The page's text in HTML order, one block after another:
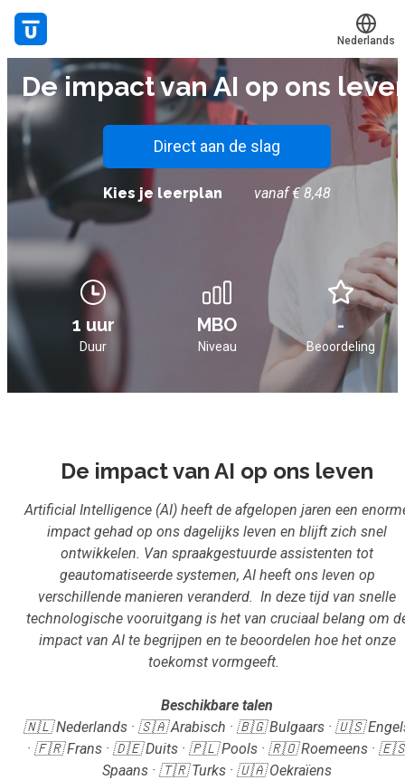
Mijn leerplek
Alle onderwerpen
Live hulp
Experts
Voucher verzilveren
Account en hulp
Meer
Translate
Nederlands
De impact van AI op ons
Direct aan de slag
Kies je leerplan vanaf € 8,48
1 uur MBO -
Duur Niveau Beoordeling
De impact van AI op ons leven
Artificial Intelligence (AI) heeft de afgelopen jaren een
impact gehad op ons dagelijks leven en blijft zich snel
ontwikkelen. Van spraakgestuurde assistenten tot
geautomatiseerde systemen, AI heeft ons leven op
verschillende manieren veranderd. In deze tijd van snelle
technologische vooruitgang is het van cruciaal belang om
impact van AI te begrijpen en te beoordelen hoe het onze
toekomst vormgeeft.
Beschikbare talen
🇳🇱 Nederlands · 🇸🇦 Arabisch · 🇧🇬 Bulgaars · 🇺🇸
· 🇫🇷 Frans · 🇩🇪 Duits · 🇵🇱 Pools · 🇷🇴 Roemeens ·
Spaans · 🇹🇷 Turks · 🇺🇦 Oekraïens